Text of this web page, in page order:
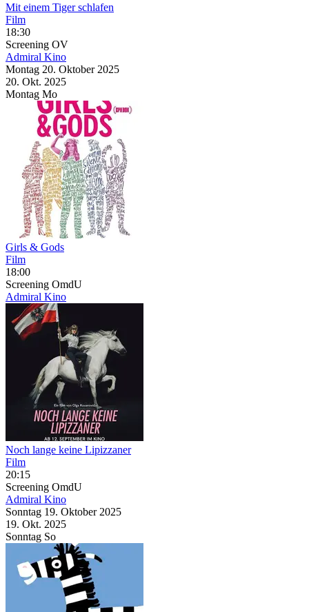
Mit einem Tiger schlafen
Film
18:30
Screening OV
Admiral Kino
Montag 20. Oktober 2025
20. Okt. 2025
Montag Mo
Girls & Gods
Film
18:00
Screening OmdU
Admiral Kino
Noch lange keine Lipizzaner
Film
20:15
Screening OmdU
Admiral Kino
Sonntag 19. Oktober 2025
19. Okt. 2025
Sonntag So